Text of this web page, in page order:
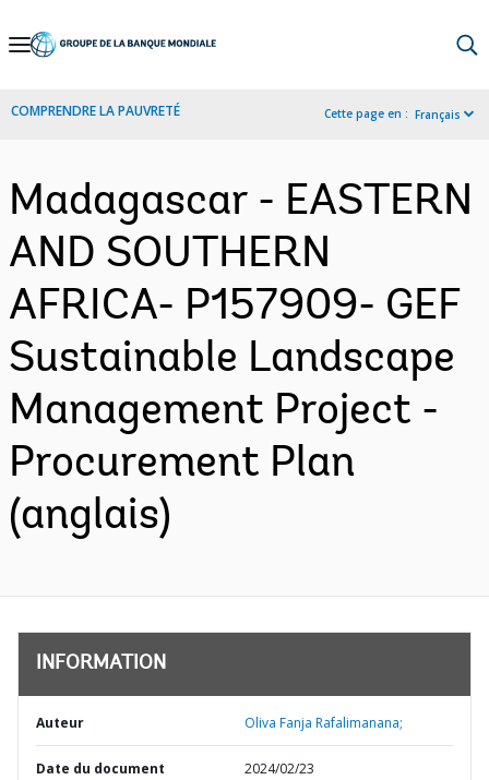
Skip
Navigation
COMPRENDRE LA PAUVRETÉ Cette page en : Français
Madagascar - EASTERN
AND SOUTHERN
AFRICA- P157909- GEF
Sustainable Landscape
Management Project -
Procurement Plan
(anglais)
INFORMATION
Auteur Oliva Fanja Rafalimanana;
Date du document 2024/02/23